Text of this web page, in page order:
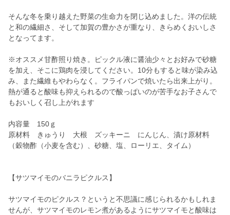
そんな冬を乗り越えた野菜の生命力を閉じ込めました。洋の伝統
と和の繊細さ、そして加賀の豊かさが重なり、きらめくおいしさ
となってます。
※オススメ甘酢照り焼き。ピックル液に醤油少々とお好みで砂糖
を加え、そこに鶏肉を浸してください。10分もすると味が染み込
み、また繊維もやわらなく。フライパンで焼いたら出来上がり。
熱が通ると酸味も抑えられるので酸っぱいのが苦手なお子さんで
もおいしく召し上がれます
内容量 150ｇ
原材料 きゅうり 大根 ズッキーニ にんじん、漬け原材料
（穀物酢（小麦を含む）、砂糖、塩、ローリエ、タイム）
【サツマイモのバニラピクルス】
サツマイモのピクルス？というと不思議に感じられるかもしれま
せんが、サツマイモのレモン煮があるようにサツマイモと酸味は